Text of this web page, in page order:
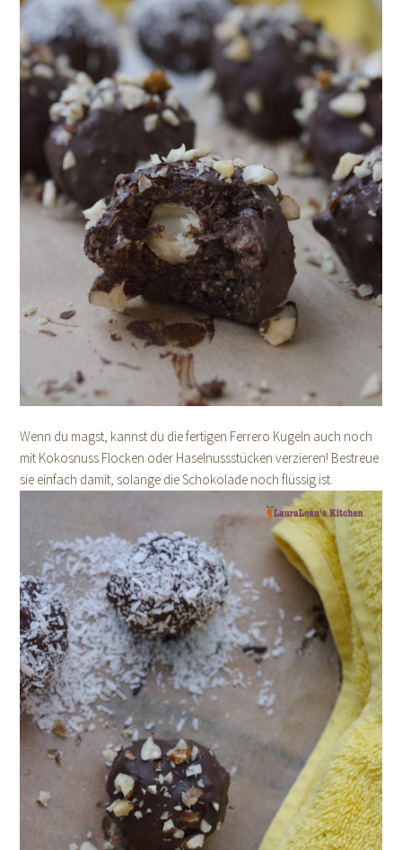
Wenn du magst, kannst du die fertigen Ferrero Kugeln auch noch
mit Kokosnuss Flocken oder Haselnussstücken verzieren! Bestreue
sie einfach damit, solange die Schokolade noch flüssig ist.